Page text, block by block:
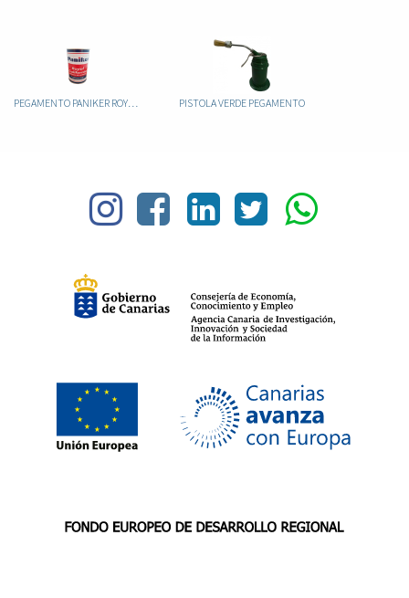
PEGAMENTO PANIKER ROYAL CALIFORNIA PISTOLA VERDE PEGAMENTO